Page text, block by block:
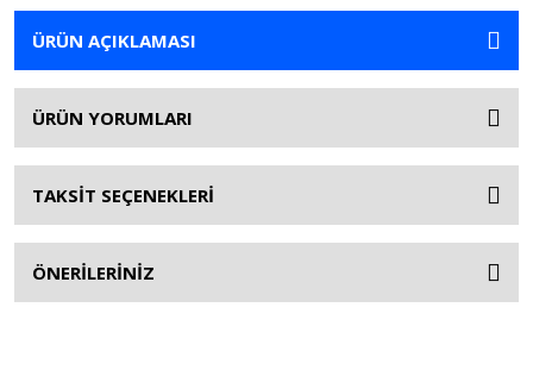
ÜRÜN AÇIKLAMASI
ÜRÜN YORUMLARI
TAKSİT SEÇENEKLERİ
ÖNERİLERİNİZ